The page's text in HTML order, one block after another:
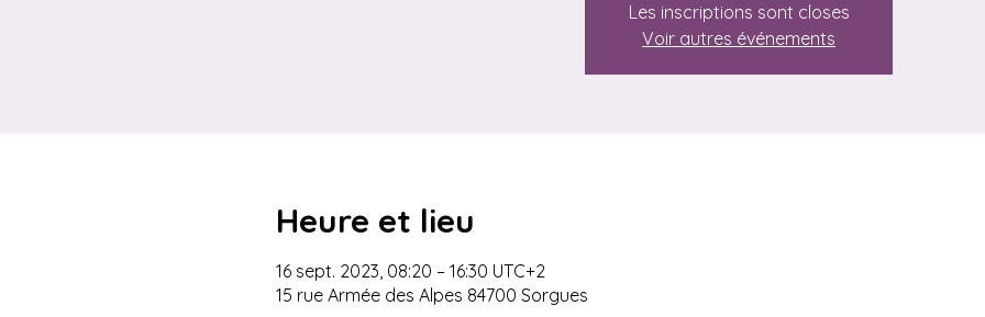
Les inscriptions sont closes
Voir autres événements
Heure et lieu
16 sept. 2023, 08:20 – 16:30 UTC+2
15 rue Armée des Alpes 84700 Sorgues